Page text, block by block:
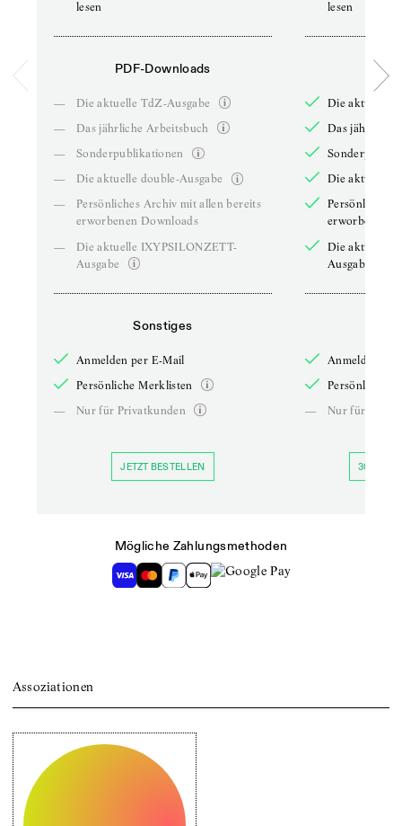
lesen
PDF-Downloads
—
Die aktuelle TdZ-Ausgabe
—
Das jährliche Arbeitsbuch
—
Sonderpublikationen
—
Die aktuelle double-Ausgabe
—
Persönliches Archiv mit allen bereits
erworbenen Downloads
—
Die aktuelle IXYPSILONZETT-
Ausgabe
Sonstiges
Anmelden per E-Mail
Persönliche Merklisten
—
Nur für Privatkunden
JETZT BESTELLEN
lesen
Die aktuelle
Das jährliche
Die aktuelle
Persönliches
erworbenen
Die aktuelle
Ausgabe
Anmelden
Persönliche
—
Nur für
30 TAGE
Mögliche Zahlungsmethoden
Assoziationen